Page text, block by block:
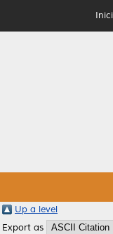
Up a level
Export as